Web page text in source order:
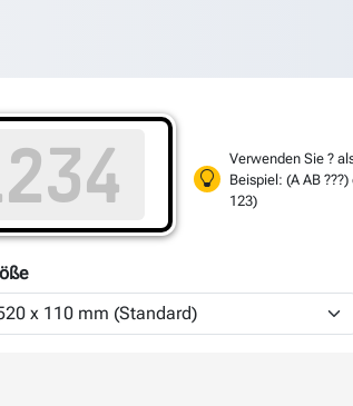
Verwenden Sie ?
Beispiel: (A AB ???)
123)